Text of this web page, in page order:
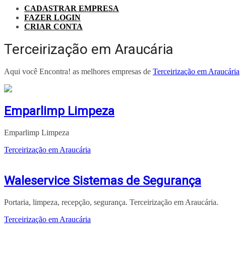
CADASTRAR EMPRESA
FAZER LOGIN
CRIAR CONTA
Terceirização em Araucária
Aqui você Encontra! as melhores empresas de Terceirização em Araucária
Emparlimp Limpeza
Emparlimp Limpeza
Terceirização em Araucária
Waleservice Sistemas de Segurança
Portaria, limpeza, recepção, segurança. Terceirização em Araucária.
Terceirização em Araucária